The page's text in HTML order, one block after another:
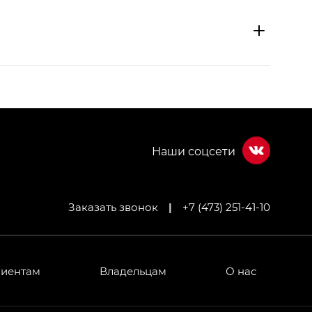
— GX PREMIUM, Джи Эти — GT, Джи Эль —
— GB AWD, Джи Эль Полный привод —
Заказать звонок | +7 (473) 251-41-10
Владельцам О нас